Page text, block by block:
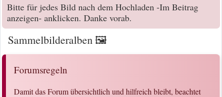
Bitte für jedes Bild nach dem Hochladen -Im Beitrag
anzeigen- anklicken. Danke vorab.
Sammelbilderalben 🖼️
Forumsregeln
Damit das Forum übersichtlich und hilfreich bleibt, beachtet